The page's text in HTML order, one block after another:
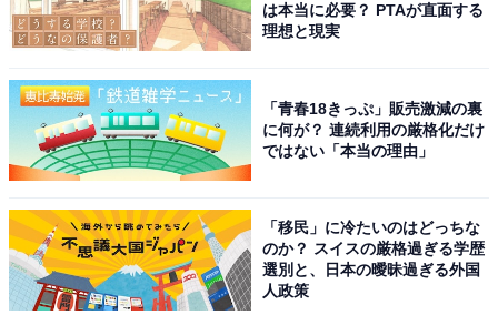
は本当に必要？ PTAが直面する
理想と現実
「青春18きっぷ」販売激減の裏
に何が？ 連続利用の厳格化だけ
ではない「本当の理由」
「移民」に冷たいのはどっちな
のか？ スイスの厳格過ぎる学歴
選別と、日本の曖昧過ぎる外国
人政策